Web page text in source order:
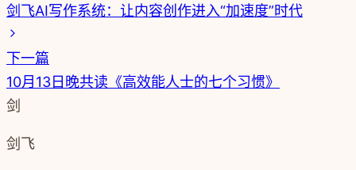
剑飞AI写作系统：让内容创作进入“加速度”时代
下一篇
10月13日晚共读《高效能人士的七个习惯》
剑
剑飞